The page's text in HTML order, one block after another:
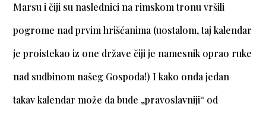
Marsu i čiji su naslednici na rimskom tronu vršili
pogrome nad prvim hrišćanima (uostalom, taj kalendar
je proistekao iz one države čiji je namesnik oprao ruke
nad sudbinom našeg Gospoda!) I kako onda jedan
takav kalendar može da bude „pravoslavniji“ od